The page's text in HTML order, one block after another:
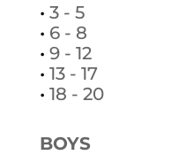
• 3 - 5
• 6 - 8
• 9 - 12
• 13 - 17
• 18 - 20
BOYS